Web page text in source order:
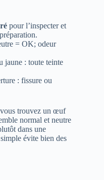
pour l’inspecter et
= OK; odeur
jaune : toute teinte
: fissure ou
trouvez un œuf
normal et neutre
dans une
évite bien des